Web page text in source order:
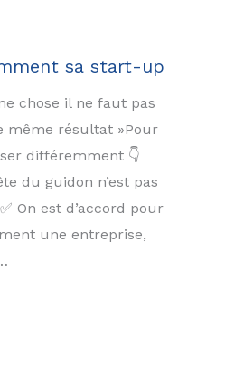
sa start-up
chose il ne faut pas
même résultat »Pour
différemment 👇
du guidon n’est pas
On est d’accord pour
une entreprise,